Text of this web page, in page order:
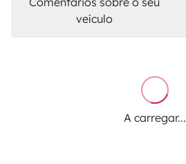
veículo
A carregar...